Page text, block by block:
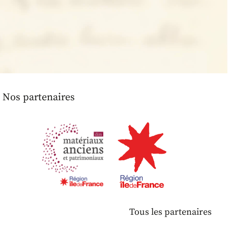
Nos partenaires
Tous les partenaires